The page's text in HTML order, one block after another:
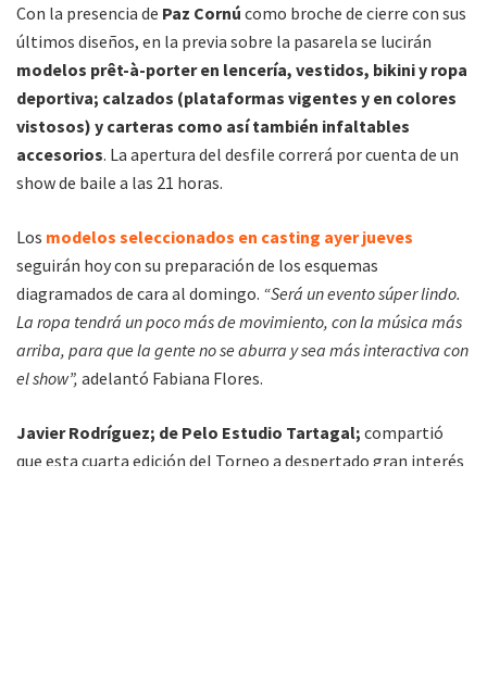
Con la presencia de Paz Cornú como broche de cierre con sus
últimos diseños, en la previa sobre la pasarela se lucirán
modelos prêt-à-porter en lencería, vestidos, bikini y ropa
deportiva; calzados (plataformas vigentes y en colores
vistosos) y carteras como así también infaltables
accesorios. La apertura del desfile correrá por cuenta de un
show de baile a las 21 horas.
Los modelos seleccionados en casting ayer jueves
seguirán hoy con su preparación de los esquemas
diagramados de cara al domingo. “Será un evento súper lindo.
La ropa tendrá un poco más de movimiento, con la música más
arriba, para que la gente no se aburra y sea más interactiva con
el show”, adelantó Fabiana Flores.
Javier Rodríguez; de Pelo Estudio Tartagal; compartió
que esta cuarta edición del Torneo a despertado gran interés